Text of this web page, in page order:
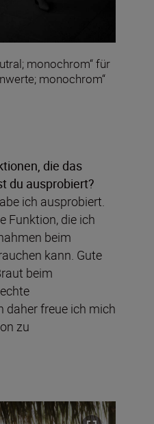
monochrom“ für
monochrom“
die das
du ausprobiert?
ich ausprobiert.
Funktion, die ich
beim
kann. Gute
beim
daher freue ich mich
zu